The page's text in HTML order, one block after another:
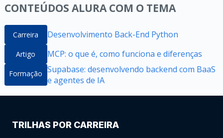
CONTEÚDOS ALURA COM O TEMA
Carreira Desenvolvimento Back-End Python
Artigo MCP: o que é, como funciona e diferenças
Formação Supabase: desenvolvendo backend com BaaS
e agentes de IA
TRILHAS POR CARREIRA